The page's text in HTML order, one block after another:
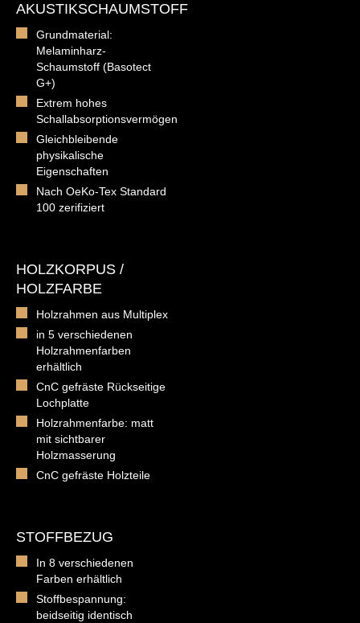
AKUSTIKSCHAUMSTOFF
Grundmaterial:
Melaminharz-
Schaumstoff (Basotect
G+)
Extrem hohes
Schallabsorptionsvermögen
Gleichbleibende
physikalische
Eigenschaften
Nach OeKo-Tex Standard
100 zerifiziert
HOLZKORPUS /
HOLZFARBE
Holzrahmen aus Multiplex
in 5 verschiedenen
Holzrahmenfarben
erhältlich
CnC gefräste Rückseitige
Lochplatte
Holzrahmenfarbe: matt
mit sichtbarer
Holzmasserung
CnC gefräste Holzteile
STOFFBEZUG
In 8 verschiedenen
Farben erhältlich
Stoffbespannung:
beidseitig identisch